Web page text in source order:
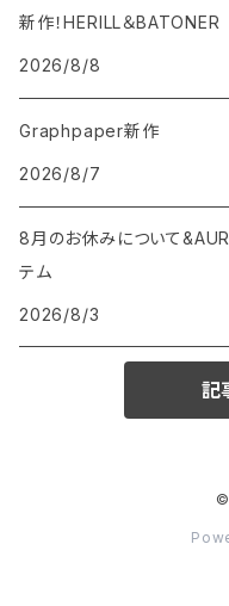
新作！HERILL＆BATONER
2026/8/8
Graphpaper新作
2026/8/7
8月のお休みについて
テム
2026/8/3
記